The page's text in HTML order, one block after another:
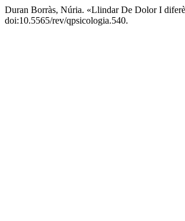
Duran Borràs, Núria. «Llindar De Dolor I
doi:10.5565/rev/qpsicologia.540.